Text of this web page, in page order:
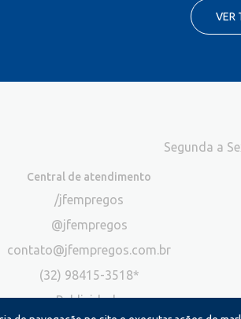
VER
Segunda a
Central de atendimento
/jfempregos
@jfempregos
contato@jfempregos.com.br
(32) 98415-3518*
Publicidade